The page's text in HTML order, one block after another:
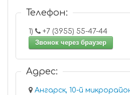
Телефон:
1)
+7 (3955) 55-47-44
Звонок через браузер
Адрес:
Ангарск, 10-й